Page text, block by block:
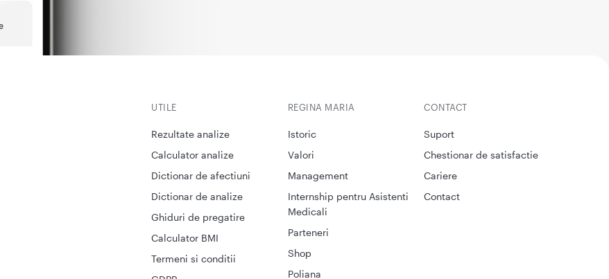
UTILE
Rezultate analize
Calculator analize
Dictionar de afectiuni
Dictionar de analize
Ghiduri de pregatire
Calculator BMI
Termeni si conditii
CONTACT
Suport
Chestionar de satisfactie
Cariere
Contact
REGINA MARIA
Istoric
Valori
Management
Internship pentru Asistenti
Medicali
Parteneri
Shop
Poliana